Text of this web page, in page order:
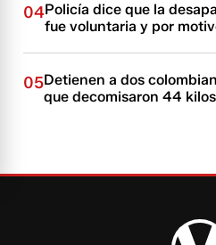
04Policía dice que la
fue voluntaria y por
05Detienen a dos
que decomisaron 44